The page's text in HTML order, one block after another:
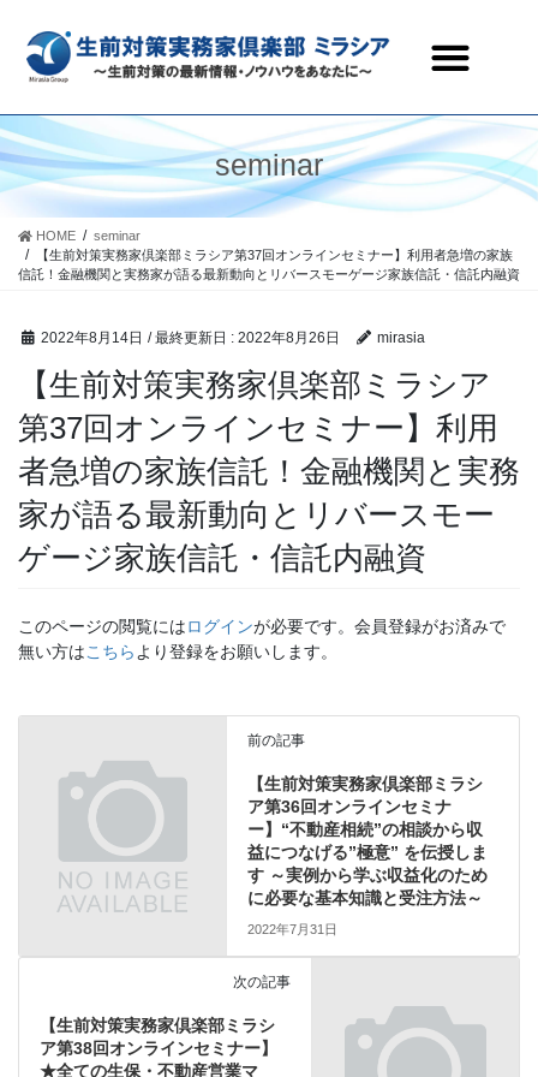
seminar
HOME
seminar
【生前対策実務家倶楽部ミラシア第37回オンラインセミナー】利用者急増の家族
信託！金融機関と実務家が語る最新動向とリバースモーゲージ家族信託・信託内融資
2022年8月14日 / 最終更新日 : 2022年8月26日 mirasia
【生前対策実務家倶楽部ミラシア
第37回オンラインセミナー】利用
者急増の家族信託！金融機関と実務
家が語る最新動向とリバースモー
ゲージ家族信託・信託内融資
このページの閲覧にはログインが必要です。会員登録がお済みで
無い方はこちら より登録をお願いします。
前の記事
【生前対策実務家倶楽部ミラシ
ア第36回オンラインセミナ
ー】“不動産相続”の相談から収
益につなげる”極意” を伝授しま
す ～実例から学ぶ収益化のため
に必要な基本知識と受注方法～
2022年7月31日
次の記事
【生前対策実務家倶楽部ミラシ
ア第38回オンラインセミナー】
★全ての生保・不動産営業マ